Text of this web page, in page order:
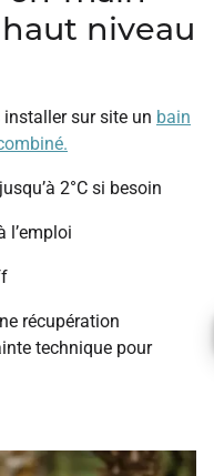
niveau
sur site un bain
2°C si besoin
l’emploi
récupération
technique pour